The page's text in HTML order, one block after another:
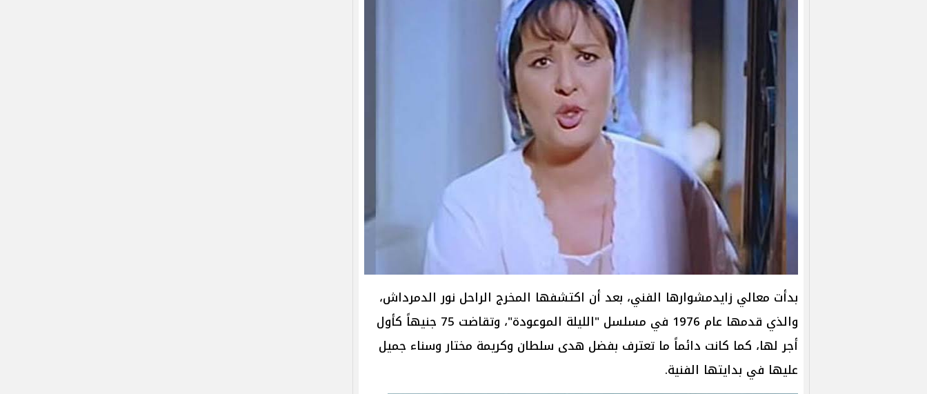
بدأت معالي زايدمشوارها الفني، بعد أن اكتشفها المخرج الراحل ​نور الدمرداش​،
والذي قدمها عام 1976 في مسلسل "الليلة الموعودة"، وتقاضت 75 جنيهاً كأول
أجر لها، كما كانت دائماً ما تعترف بفضل هدى سلطان وكريمة مختار وسناء جميل
عليها في بدايتها الفنية.